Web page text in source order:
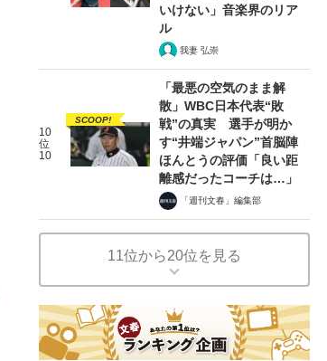
いけない」音楽界のリア
ル
我妻 弘崇
10
位
10
SCOOP!
「最悪の空気のまま解
散」WBC日本代表“敗
戦”の真実 選手が明か
す“井端ジャパン”首脳陣
ほんとうの評価「良い距
離感だったコーチは…」
「週刊文春」編集部
11位から20位を見る